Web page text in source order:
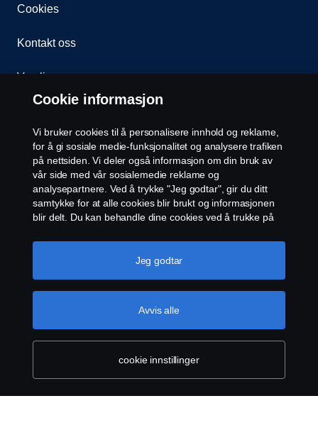
Cookies
Kontakt oss
Varsling
Etiske retningslinjer for leverandører
Cookie-innstillinger
143 Skøyen, 0277 Oslo Telefon: 22 06 45 00 epost:
sno.info@scania.com. Fakturaadresse:
invoice.no@scania.com
Cookie informasjon
Vi bruker cookies til å personalisere innhold og reklame,
for å gi sosiale medie-funksjonalitet og analysere trafiken
på nettsiden. Vi deler også informasjon om din bruk av
vår side med vår sosialemedie reklame og
analysepartnere. Ved å trykke "Jeg godtar", gir du ditt
samtykke for at alle cookies blir brukt og informasjonen
blir delt. Du kan behandle dine cookies ved å trukke på
en mer detaljert forklaring hvordan vi bruker cookies,
vennligst besøk vår cookies-erklæring, som du finner ved
cookie innstillinger
Avvis alle
Jeg godtar